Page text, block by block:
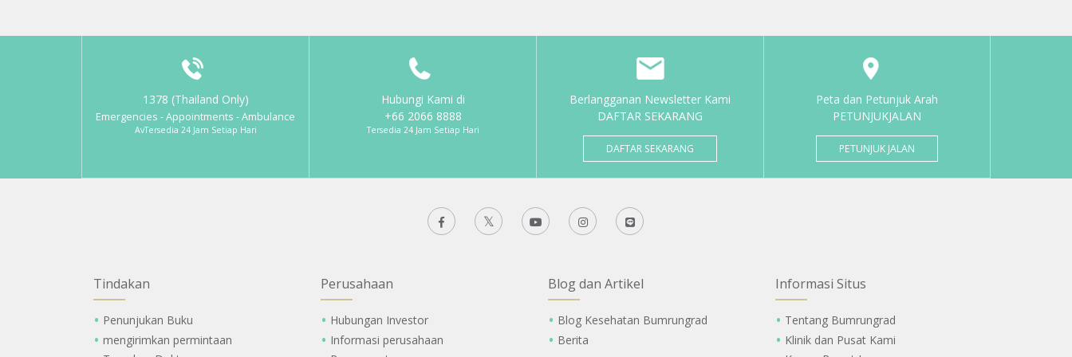
1378 (Thailand Only)
Emergencies - Appointments - Ambulance
AvTersedia 24 Jam Setiap Hari
Hubungi Kami di
+66 2066 8888
Tersedia 24 Jam Setiap Hari
Berlangganan Newsletter Kami
DAFTAR SEKARANG
DAFTAR SEKARANG
Peta dan Petunjuk Arah
PETUNJUKJALAN
PETUNJUK JALAN
Tindakan
Penunjukan Buku
mengirimkan permintaan
Perusahaan
Hubungan Investor
Informasi perusahaan
Blog dan Artikel
Blog Kesehatan Bumrungrad
Berita
Informasi Situs
Tentang Bumrungrad
Klinik dan Pusat Kami